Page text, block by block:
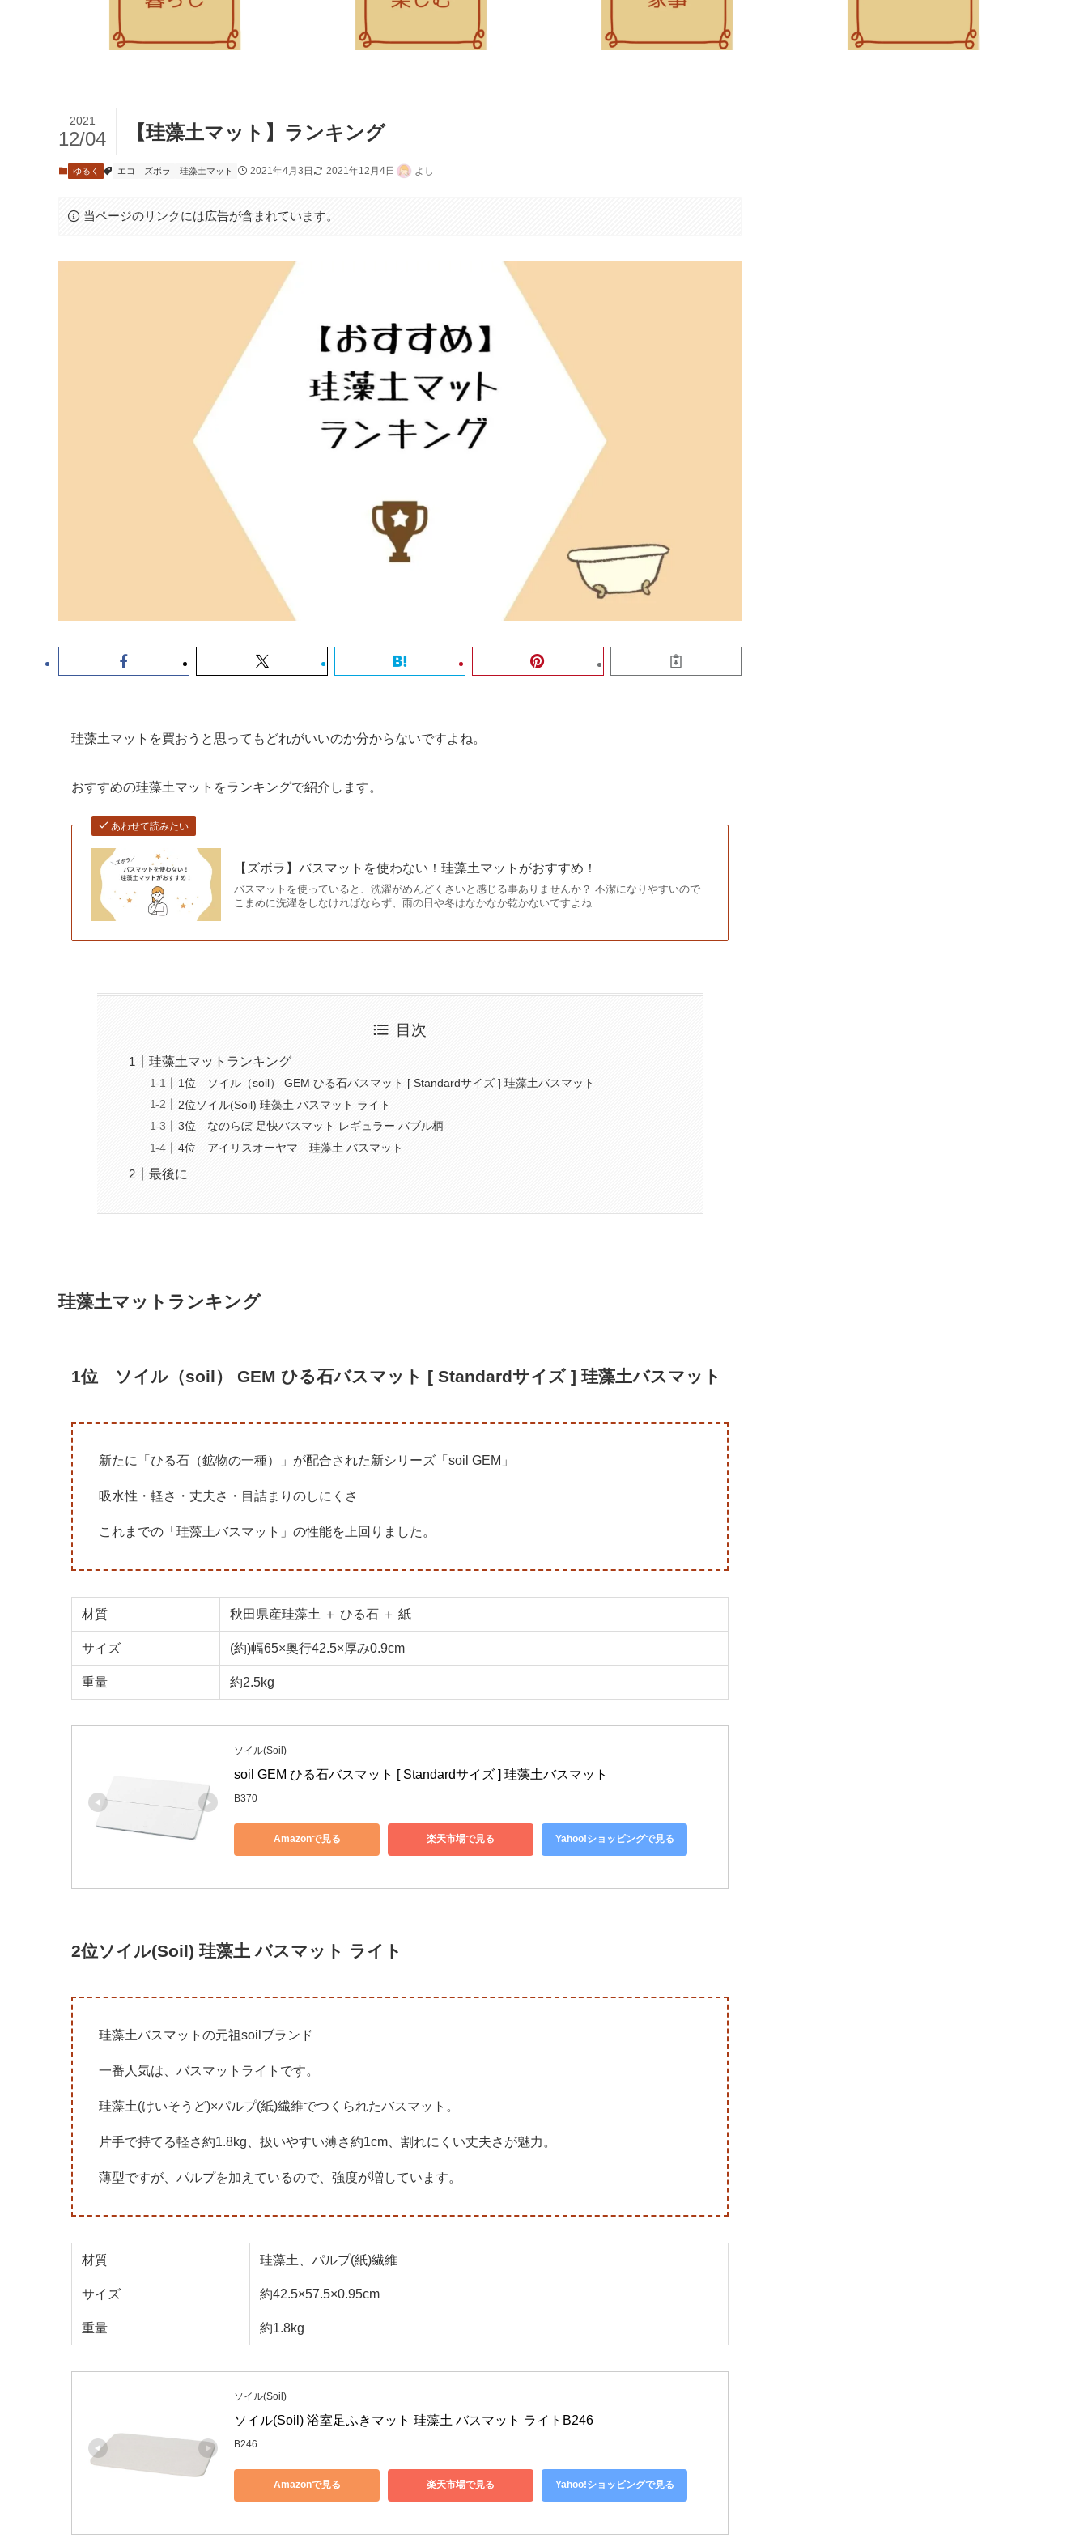
【珪藻土マット】ランキング
2021
12/04
ゆるく エコ ズボラ 珪藻土マット 2021年4月3日 2021年12月4日 よし
当ページのリンクには広告が含まれています。
珪藻土マットを買おうと思ってもどれがいいのか分からないですよね。
おすすめの珪藻土マットをランキングで紹介します。
あわせて読みたい
【ズボラ】バスマットを使わない！珪藻土マットがおすすめ！
バスマットを使っていると、洗濯がめんどくさいと感じる事ありませんか？ 不潔になりやすいので
こまめに洗濯をしなければならず、雨の日や冬はなかなか乾かないですよね…
目次
珪藻土マットランキング
1位 ソイル（soil） GEM ひる石バスマット [ Standardサイズ ] 珪藻土バスマット
2位ソイル(Soil) 珪藻土 バスマット ライト
3位 なのらぼ 足快バスマット レギュラー バブル柄
4位 アイリスオーヤマ 珪藻土 バスマット
最後に
珪藻土マットランキング
1位 ソイル（soil） GEM ひる石バスマット [ Standardサイズ ] 珪藻土バスマット
新たに「ひる石（鉱物の一種）」が配合された新シリーズ「soil GEM」
吸水性・軽さ・丈夫さ・目詰まりのしにくさ
これまでの「珪藻土バスマット」の性能を上回りました。
材質 秋田県産珪藻土 ＋ ひる石 ＋ 紙
サイズ (約)幅65×奥行42.5×厚み0.9cm
重量 約2.5kg
ソイル(Soil)
soil GEM ひる石バスマット [ Standardサイズ ] 珪藻土バスマット
B370
Amazonで見る 楽天市場で見る Yahoo!ショッピングで見る
2位ソイル(Soil) 珪藻土 バスマット ライト
珪藻土バスマットの元祖soilブランド
一番人気は、バスマットライトです。
珪藻土(けいそうど)×パルプ(紙)繊維でつくられたバスマット。
片手で持てる軽さ約1.8kg、扱いやすい薄さ約1cm、割れにくい丈夫さが魅力。
薄型ですが、パルプを加えているので、強度が増しています。
材質 珪藻土、パルプ(紙)繊維
サイズ 約42.5×57.5×0.95cm
重量 約1.8kg
ソイル(Soil)
ソイル(Soil) 浴室足ふきマット 珪藻土 バスマット ライトB246
B246
Amazonで見る 楽天市場で見る Yahoo!ショッピングで見る